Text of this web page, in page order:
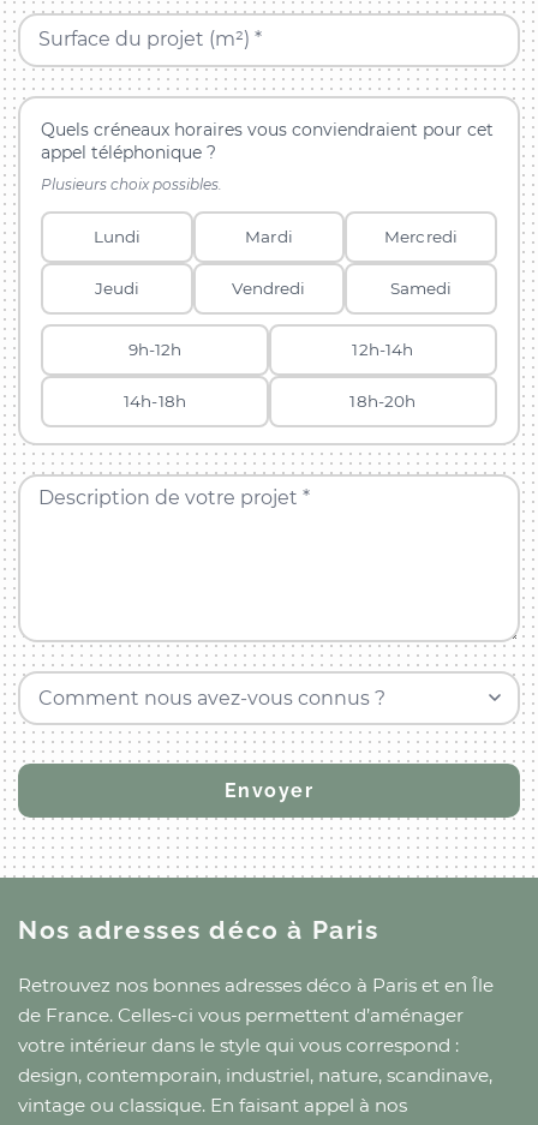
Surface du projet (m²) *
Quels créneaux horaires vous conviendraient pour cet
appel téléphonique ?
Plusieurs choix possibles.
Lundi Mardi Mercredi
Jeudi Vendredi Samedi
9h-12h 12h-14h
14h-18h 18h-20h
Description de votre projet *
Comment nous avez-vous connus ?
Nos adresses décoà Paris
Retrouvez nos bonnes adresses déco à Paris et en Île
de France. Celles-ci vous permettent d’aménager
votre intérieur dans le style qui vous correspond :
design, contemporain, industriel, nature, scandinave,
vintage ou classique. En faisant appel à nos